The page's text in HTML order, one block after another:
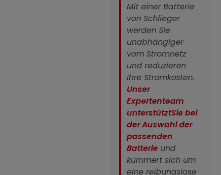
Mit einer Batterie
von Schlieger
werden Sie
unabhängiger
vom Stromnetz
und reduzieren
Ihre Stromkosten.
Unser
Expertenteam
unterstütztSie bei
der Auswahl der
passenden
Batterie und
kümmert sich um
eine reibungslose